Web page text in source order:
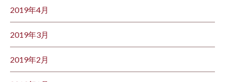
2019年4月
2019年3月
2019年2月